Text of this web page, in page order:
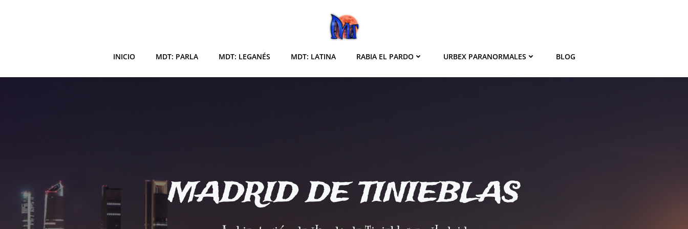
INICIO MDT: PARLA MDT: LEGANÉS MDT: LATINA RABIA EL PARDO URBEX PARANORMALES BLOG
MADRID DE TINIEBLAS